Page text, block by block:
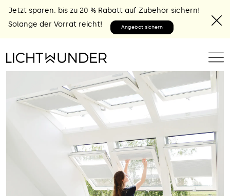
Jetzt sparen: bis zu 20 % Rabatt auf Zubehör sichern!
Solange der Vorrat reicht!
Angebot sichern